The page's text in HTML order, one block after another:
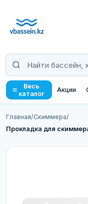
Весь
каталог
Акции
Главная/Скиммера/
Прокладка для